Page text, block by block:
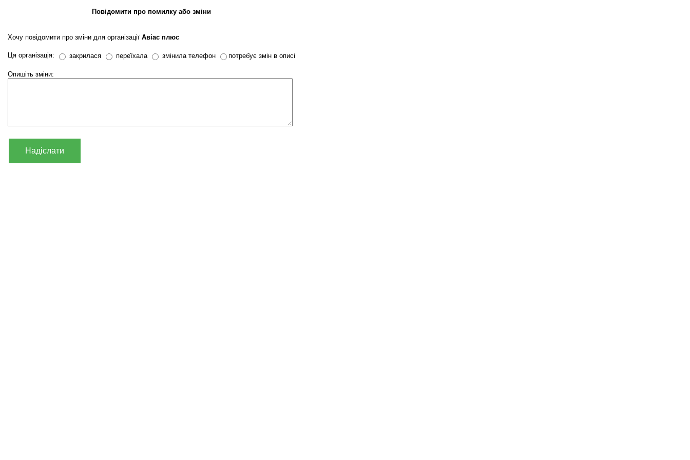
Повідомити про помилку або зміни
Хочу повідомити про зміни для організації Авіас плюс
Ця організація: закрилася переїхала змінила телефон потребує змін в описі
Опишіть зміни:
Надіслати